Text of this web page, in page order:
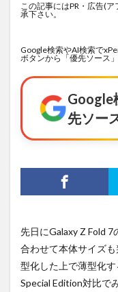
この記事にはPR・広告(
承下さい。
Google検索やAI検索で
ボタンから「優先ソース
Google
先ソー
先日にGalaxy Z Fold 7
合わせて本体サイズ
型化した上で薄型化
Special Edition対比で